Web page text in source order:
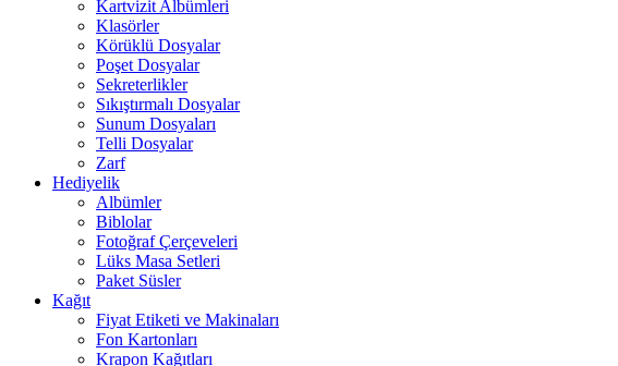
Kartvizit Albümleri
Klasörler
Körüklü Dosyalar
Poşet Dosyalar
Sekreterlikler
Sıkıştırmalı Dosyalar
Sunum Dosyaları
Telli Dosyalar
Zarf
Hediyelik
Albümler
Biblolar
Fotoğraf Çerçeveleri
Lüks Masa Setleri
Paket Süsler
Kağıt
Fiyat Etiketi ve Makinaları
Fon Kartonları
Krapon Kağıtları